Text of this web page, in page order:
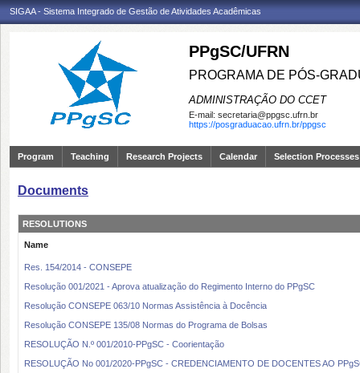
SIGAA - Sistema Integrado de Gestão de Atividades Acadêmicas
PPgSC/UFRN
PROGRAMA DE PÓS-
ADMINISTRAÇÃO DO CCET
E-mail: secretaria@ppgsc.ufrn.br
https://posgraduacao.ufrn.br/ppgsc
Program Teaching Research Projects Calendar Selection Processes
Documents
RESOLUTIONS
Name
Res. 154/2014 - CONSEPE
Resolução 001/2021 - Aprova atualização do Regimento Interno do PPgSC
Resolução CONSEPE 063/10 Normas Assistência à Docência
Resolução CONSEPE 135/08 Normas do Programa de Bolsas
RESOLUÇÃO N.º 001/2010-PPgSC - Coorientação
RESOLUÇÃO No 001/2020-PPgSC - CREDENCIAMENTO DE DOCENTES AO